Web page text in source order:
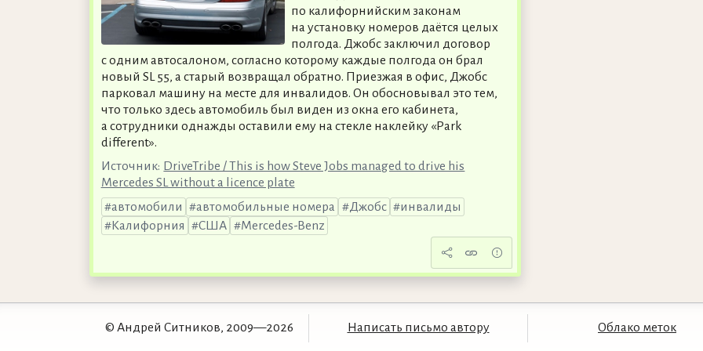
по калифорнийским законам
на установку номеров даётся целых
полгода. Джобс заключил договор
с одним автосалоном, согласно которому каждые полгода он брал
новый SL 55, а старый возвращал обратно. Приезжая в офис, Джобс
парковал машину на месте для инвалидов. Он обосновывал это тем,
что только здесь автомобиль был виден из окна его кабинета,
а сотрудники однажды оставили ему на стекле наклейку «Park
different».
Источник: DriveTribe / This is how Steve Jobs managed to drive his
Mercedes SL without a licence plate
автомобили
автомобильные номера Джобс
инвалиды
Калифорния
США Mercedes-Benz
© Андрей Ситников, 2009—2026 Написать письмо автору Облако меток